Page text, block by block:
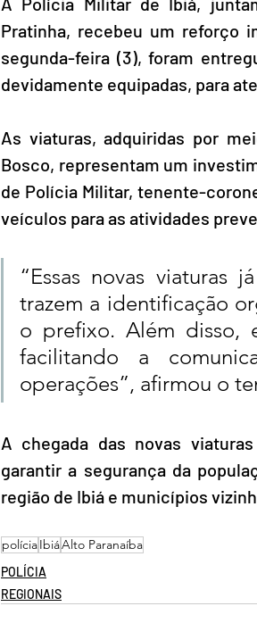
Pratinha, recebeu um reforço
segunda-feira (3), foram
devidamente equipadas, para
As viaturas, adquiridas por
Bosco, representam um
de Polícia Militar, tenente-
veículos para as atividades
“Essas novas viaturas
trazem a identificação
o prefixo. Além disso,
facilitando a
operações”, afirmou o
A chegada das novas
garantir a segurança da
região de Ibiá e municípios
políciaIbiáAlto Paranaíba
POLÍCIA
REGIONAIS